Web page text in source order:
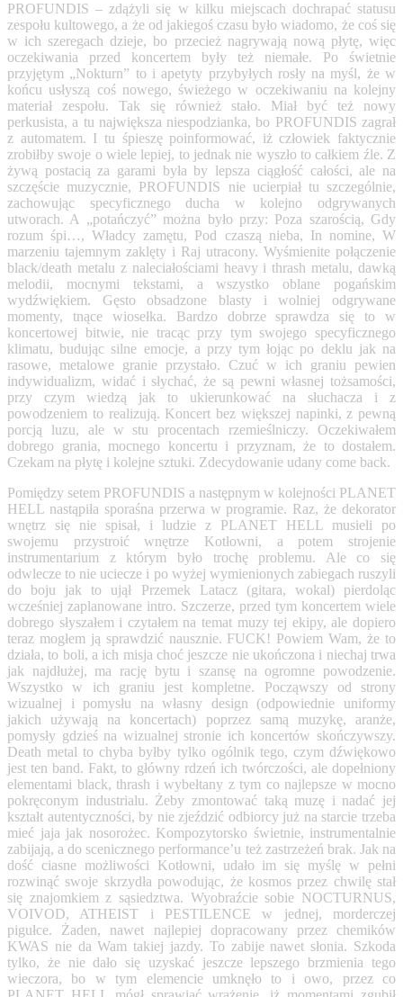
PROFUNDIS – zdążyli się w kilku miejscach dochrapać statusu
zespołu kultowego, a że od jakiegoś czasu było wiadomo, że coś się
w ich szeregach dzieje, bo przecież nagrywają nową płytę, więc
oczekiwania przed koncertem były też niemałe. Po świetnie
przyjętym „Nokturn” to i apetyty przybyłych rosły na myśl, że w
końcu usłyszą coś nowego, świeżego w oczekiwaniu na kolejny
materiał zespołu. Tak się również stało. Miał być też nowy
perkusista, a tu największa niespodzianka, bo PROFUNDIS zagrał
z automatem. I tu śpieszę poinformować, iż człowiek faktycznie
zrobiłby swoje o wiele lepiej, to jednak nie wyszło to całkiem źle. Z
żywą postacią za garami była by lepsza ciągłość całości, ale na
szczęście muzycznie, PROFUNDIS nie ucierpiał tu szczególnie,
zachowując specyficznego ducha w kolejno odgrywanych
utworach. A „potańczyć” można było przy: Poza szarością, Gdy
rozum śpi…, Władcy zamętu, Pod czaszą nieba, In nomine, W
marzeniu tajemnym zaklęty i Raj utracony. Wyśmienite połączenie
black/death metalu z naleciałościami heavy i thrash metalu, dawką
melodii, mocnymi tekstami, a wszystko oblane pogańskim
wydźwiękiem. Gęsto obsadzone blasty i wolniej odgrywane
momenty, tnące wiosełka. Bardzo dobrze sprawdza się to w
koncertowej bitwie, nie tracąc przy tym swojego specyficznego
klimatu, budując silne emocje, a przy tym łojąc po deklu jak na
rasowe, metalowe granie przystało. Czuć w ich graniu pewien
indywidualizm, widać i słychać, że są pewni własnej tożsamości,
przy czym wiedzą jak to ukierunkować na słuchacza i z
powodzeniem to realizują. Koncert bez większej napinki, z pewną
porcją luzu, ale w stu procentach rzemieślniczy. Oczekiwałem
dobrego grania, mocnego koncertu i przyznam, że to dostałem.
Czekam na płytę i kolejne sztuki. Zdecydowanie udany come back.
Pomiędzy setem PROFUNDIS a następnym w kolejności PLANET
HELL nastąpiła sporaśna przerwa w programie. Raz, że dekorator
wnętrz się nie spisał, i ludzie z PLANET HELL musieli po
swojemu przystroić wnętrze Kotłowni, a potem strojenie
instrumentarium z którym było trochę problemu. Ale co się
odwlecze to nie uciecze i po wyżej wymienionych zabiegach ruszyli
do boju jak to ujął Przemek Latacz (gitara, wokal) pierdoląc
wcześniej zaplanowane intro. Szczerze, przed tym koncertem wiele
dobrego słyszałem i czytałem na temat muzy tej ekipy, ale dopiero
teraz mogłem ją sprawdzić nausznie. FUCK! PowiemWam, że to
działa, to boli, a ich misja choć jeszcze nie ukończona i niechaj trwa
jak najdłużej, ma rację bytu i szansę na ogromne powodzenie.
Wszystko w ich graniu jest kompletne. Począwszy od strony
wizualnej i pomysłu na własny design (odpowiednie uniformy
jakich używają na koncertach) poprzez samą muzykę, aranże,
pomysły gdzieś na wizualnej stronie ich koncertów skończywszy.
Death metal to chyba byłby tylko ogólnik tego, czym dźwiękowo
jest ten band. Fakt, to główny rdzeń ich twórczości, ale dopełniony
elementami black, thrash i wybełtany z tym co najlepsze w mocno
pokręconym industrialu. Żeby zmontować taką muzę i nadać jej
kształt autentyczności, by nie zjeździć odbiorcy już na starcie trzeba
mieć jaja jak nosorożec. Kompozytorsko świetnie, instrumentalnie
zabijają, a do scenicznego performance’u też zastrzeżeń brak. Jak na
dość ciasne możliwości Kotłowni, udało im się myślę w pełni
rozwinąć swoje skrzydła powodując, że kosmos przez chwilę stał
się znajomkiem z sąsiedztwa. Wyobraźcie sobie NOCTURNUS,
VOIVOD, ATHEIST i PESTILENCE w jednej, morderczej
pigułce. Żaden, nawet najlepiej dopracowany przez chemików
KWAS nie da Wam takiej jazdy. To zabije nawet słonia. Szkoda
tylko, że nie dało się uzyskać jeszcze lepszego brzmienia tego
wieczora, bo w tym elemencie umknęło to i owo, przez co